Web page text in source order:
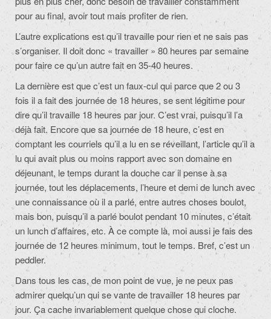
pour au final, avoir tout mais profiter de rien.
L’autre explications est qu’il travaille pour rien et ne sais pas
s’organiser. Il doit donc « travailler » 80 heures par semaine
pour faire ce qu’un autre fait en 35-40 heures.
La dernière est que c’est un faux-cul qui parce que 2 ou 3
fois il a fait des journée de 18 heures, se sent légitime pour
dire qu’il travaille 18 heures par jour. C’est vrai, puisqu’il l’a
déjà fait. Encore que sa journée de 18 heure, c’est en
comptant les courriels qu’il a lu en se réveillant, l’article qu’il a
lu qui avait plus ou moins rapport avec son domaine en
déjeunant, le temps durant la douche car il pense à sa
journée, tout les déplacements, l’heure et demi de lunch avec
une connaissance où il a parlé, entre autres choses boulot,
mais bon, puisqu’il a parlé boulot pendant 10 minutes, c’était
un lunch d’affaires, etc. À ce compte là, moi aussi je fais des
journée de 12 heures minimum, tout le temps. Bref, c’est un
peddler.
Dans tous les cas, de mon point de vue, je ne peux pas
admirer quelqu’un qui se vante de travailler 18 heures par
jour. Ça cache invariablement quelque chose qui cloche.